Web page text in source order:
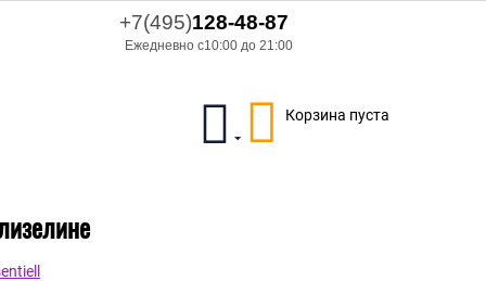
+7(495)128-48-87
Ежедневно с10:00 до 21:00
Корзина пуста